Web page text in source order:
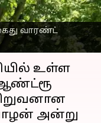
வாரண்ட்
01:47 pm
உள்ள
அன்று